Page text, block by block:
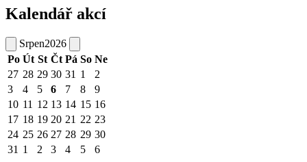
Kalendář akcí
Srpen2026
Po Út St Čt Pá So Ne
27 28 29 30 31 1
2
3
4 5 6 7 8
9
10 11 12 13 14 15 16
17 18 19 20 21 22 23
24 25 26 27 28 29 30
31 1 2 3 4 5 6